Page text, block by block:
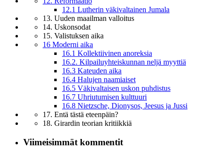
12.1 Lutherin väkivaltainen Jumala
13. Uuden maailman valloitus
14. Uskonsodat
15. Valistuksen aika
16 Moderni aika
16.1 Kollektiivinen anoreksia
16.2. Kilpailuyhteiskunnan neljä myyttiä
16.3 Kateuden aika
16.4 Halujen naamiaiset
16.5 Väkivaltaisen uskon puhdistus
16.7 Uhriutumisen kulttuuri
16.8 Nietzsche, Dionysos, Jeesus ja Jussi
17. Entä tästä eteenpäin?
18. Girardin teorian kritiikkiä
Viimeisimmät kommentit